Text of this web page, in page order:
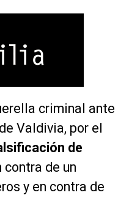
criminal ante
Valdivia, por el
de
contra de un
y en contra de